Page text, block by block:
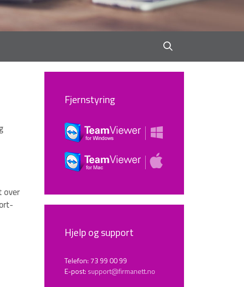
over
Fjernstyring
Hjelp og support
Telefon: 73 99 00 99
E-post: support@firmanett.no